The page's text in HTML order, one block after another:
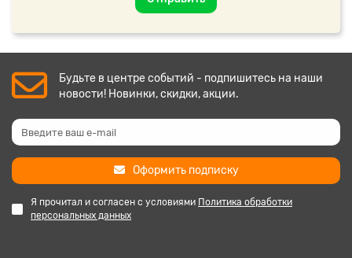
Будьте в центре событий - подпишитесь на наши
новости! Новинки, скидки, акции.
Оформить подписку
Я прочитал и согласен с условиями Политика обработки
персональных данных